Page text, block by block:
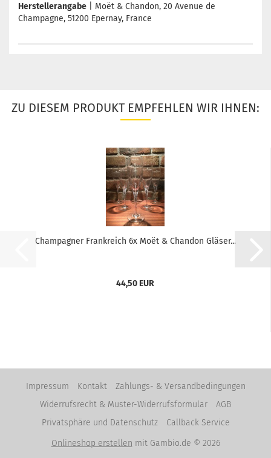
Herstellerangabe | Moët & Chandon, 20 Avenue de
Champagne, 51200 Epernay, France
ZU DIESEM PRODUKT EMPFEHLEN WIR IHNEN:
Champagner Frankreich 6x Moët & Chandon Gläser...
44,50 EUR
Impressum Kontakt
Zahlungs- & Versandbedingungen
Widerrufsrecht & Muster-Widerrufsformular
AGB
Privatsphäre und Datenschutz
Callback Service
Onlineshop erstellen mit Gambio.de © 2026